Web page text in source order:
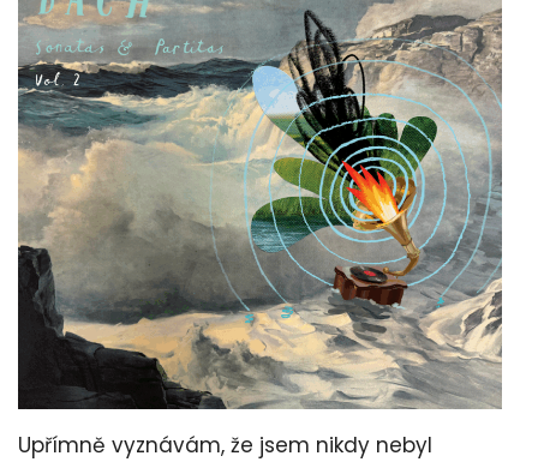
Upřímně vyznávám, že jsem nikdy nebyl